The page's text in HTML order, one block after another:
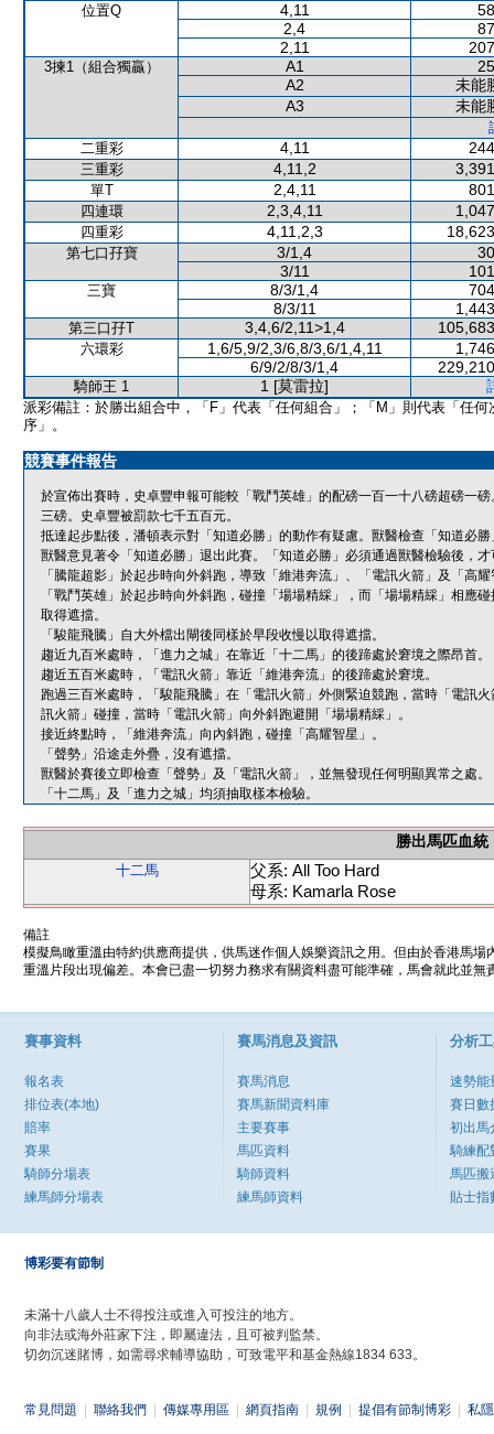
位置Q 4,11
2,4
2,11
3揀1（組合獨贏） A1
A2
未能
A3
未能
二重彩
4,11
三重彩 4,11,2
單T 2,4,11
四連環 2,3,4,11
四重彩 4,11,2,3
第七口孖寶 3/1,4
3/11
三寶 8/3/1,4
8/3/11
第三口孖T 3,4,6/2,11>1,4
六環彩 1,6/5,9/2,3/6,8/3,6/1,4,11
6/9/2/8/3/1,4
騎師王 1 1 [莫雷拉]
派彩備註：於勝出組合中，「F」代表「任何組合」；「M」則代表「任何
序」。
競賽事件報告
於宣佈出賽時，史卓豐申報可能較「戰鬥英雄」的配磅一百一十八磅超磅一
三磅。史卓豐被罰款七千五百元。
抵達起步點後，潘頓表示對「知道必勝」的動作有疑慮。獸醫檢查「知道必
獸醫意見著令「知道必勝」退出此賽。「知道必勝」必須通過獸醫檢驗後，
「騰龍超影」於起步時向外斜跑，導致「維港奔流」、「電訊火箭」及「高
「戰鬥英雄」於起步時向外斜跑，碰撞「場場精綵」，而「場場精綵」相應
取得遮擋。
「駿龍飛騰」自大外檔出閘後同樣於早段收慢以取得遮擋。
趨近九百米處時，「進力之城」在靠近「十二馬」的後蹄處於窘境之際昂首。
趨近五百米處時，「電訊火箭」靠近「維港奔流」的後蹄處於窘境。
跑過三百米處時，「駿龍飛騰」在「電訊火箭」外側緊迫競跑，當時「電訊
訊火箭」碰撞，當時「電訊火箭」向外斜跑避開「場場精綵」。
接近終點時，「維港奔流」向內斜跑，碰撞「高耀智星」。
「聲勢」沿途走外疊，沒有遮擋。
獸醫於賽後立即檢查「聲勢」及「電訊火箭」，並無發現任何明顯異常之處。
「十二馬」及「進力之城」均須抽取樣本檢驗。
勝出馬匹血統
十二馬
父系: All Too Hard
母系: Kamarla Rose
備註
模擬鳥瞰重溫由特約供應商提供，供馬迷作個人娛樂資訊之用。但由於香港馬
重溫片段出現偏差。本會已盡一切努力務求有關資料盡可能準確，馬會就此並
賽事資料
報名表
排位表(本地)
賠率
賽果
騎師分場表
練馬師分場表
賽馬消息及資訊
賽馬消息
賽馬新聞資料庫
主要賽事
馬匹資料
騎師資料
練馬師資料
分析
速勢能
賽日數
初出馬
騎練配
馬匹搬
貼士指
博彩要有節制
未滿十八歲人士不得投注或進入可投注的地方。
向非法或海外莊家下注，即屬違法，且可被判監禁。
切勿沉迷賭博，如需尋求輔導協助，可致電平和基金熱線1834 633。
常見問題 聯絡我們 傳媒專用區 網頁指南 規例 提倡有節制博彩 私